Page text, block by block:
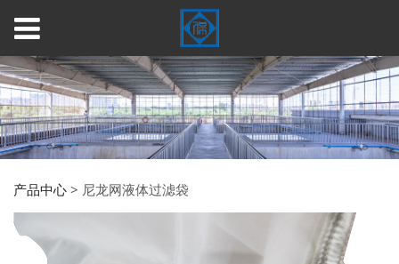
产品中心 > 尼龙网液体过滤袋